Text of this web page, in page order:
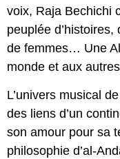
voix, Raja Bechichi
peuplée d’histoires,
de femmes… Une
monde et aux
L’univers musical
des liens d’un
son amour pour sa
philosophie d’al-